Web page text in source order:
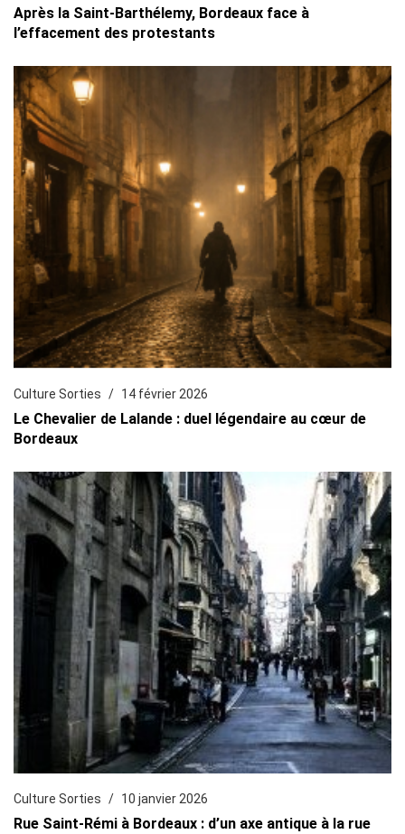
Après la Saint-Barthélemy, Bordeaux face à
l’effacement des protestants
Culture Sorties 14 février 2026
Le Chevalier de Lalande : duel légendaire au cœur de
Bordeaux
Culture Sorties 10 janvier 2026
Rue Saint-Rémi à Bordeaux : d’un axe antique à la rue